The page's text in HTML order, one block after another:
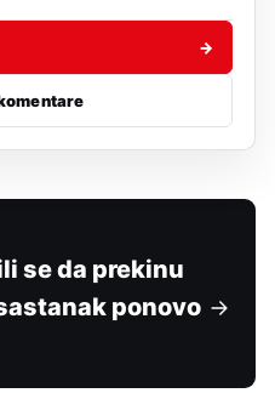
→
se da prekinu
ponovo